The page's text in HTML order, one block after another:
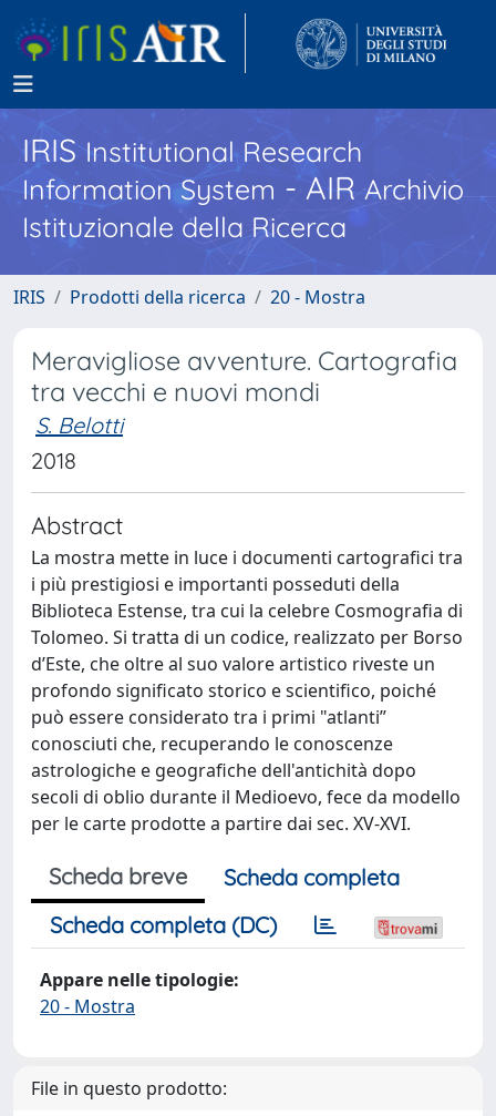
IRISInstitutional Research
Information System - AIR Archivio
Istituzionale della Ricerca
IRIS Prodotti della ricerca 20 - Mostra
Meravigliose avventure. Cartografia
tra vecchi e nuovi mondi
S. Belotti
2018
Abstract
La mostra mette in luce i documenti cartografici tra
i più prestigiosi e importanti posseduti della
Biblioteca Estense, tra cui la celebre Cosmografia di
Tolomeo. Si tratta di un codice, realizzato per Borso
d’Este, che oltre al suo valore artistico riveste un
profondo significato storico e scientifico, poiché
può essere considerato tra i primi "atlanti”
conosciuti che, recuperando le conoscenze
astrologiche e geografiche dell'antichità dopo
secoli di oblio durante il Medioevo, fece da modello
per le carte prodotte a partire dai sec. XV-XVI.
Scheda breve
Scheda completa
Scheda completa (DC)
Appare nelle tipologie:
20 - Mostra
File in questo prodotto: